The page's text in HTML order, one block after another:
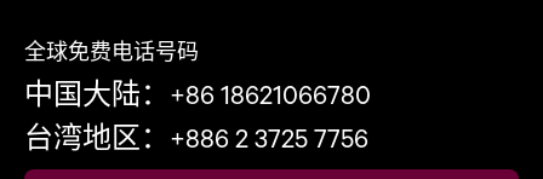
全球免费电话号码
中国大陆：+86 18621066780
台湾地区：+886 2 3725 7756